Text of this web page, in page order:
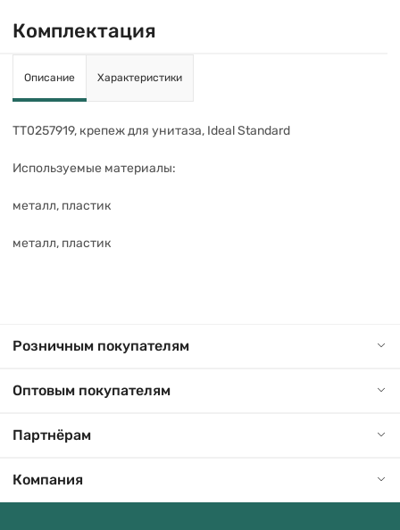
Комплектация
Описание Характеристики
TT0257919, крепеж для унитаза, Ideal Standard
Используемые материалы:
металл, пластик
металл, пластик
Розничным покупателям
Оптовым покупателям
Партнёрам
Компания